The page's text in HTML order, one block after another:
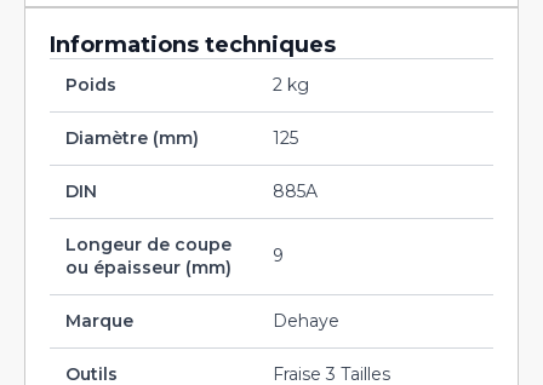
Informations techniques
Poids 2 kg
Diamètre (mm) 125
DIN 885A
Longeur de coupe
ou épaisseur (mm)
9
Marque Dehaye
Outils Fraise 3 Tailles